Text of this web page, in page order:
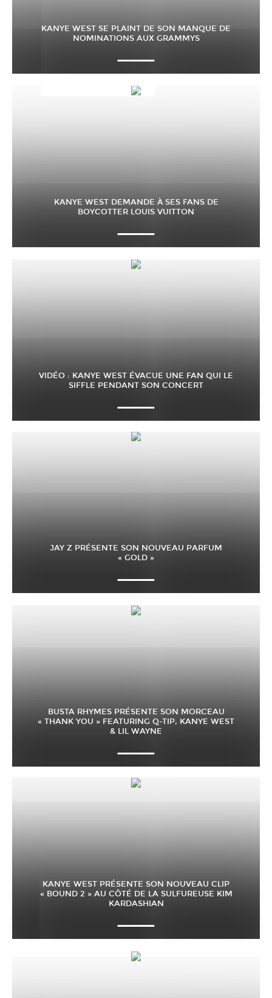
KANYE WEST SE PLAINT DE SON MANQUE DE
NOMINATIONS AUX GRAMMYS
KANYE WEST DEMANDE À SES FANS DE
BOYCOTTER LOUIS VUITTON
VIDÉO : KANYE WEST ÉVACUE UNE FAN QUI LE
SIFFLE PENDANT SON CONCERT
JAY Z PRÉSENTE SON NOUVEAU PARFUM
« GOLD »
BUSTA RHYMES PRÉSENTE SON MORCEAU
« THANK YOU » FEATURING Q-TIP, KANYE WEST
& LIL WAYNE
KANYE WEST PRÉSENTE SON NOUVEAU CLIP
« BOUND 2 » AU CÔTÉ DE LA SULFUREUSE KIM
KARDASHIAN